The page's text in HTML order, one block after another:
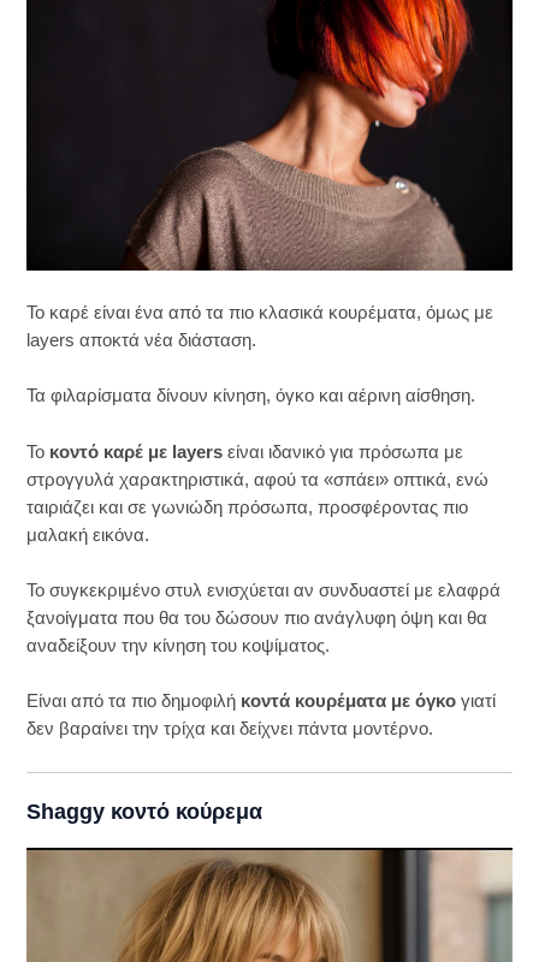
Το καρέ είναι ένα από τα πιο κλασικά κουρέματα, όμως με
layers αποκτά νέα διάσταση.
Τα φιλαρίσματα δίνουν κίνηση, όγκο και αέρινη αίσθηση.
Το κοντό καρέ με layers είναι ιδανικό για πρόσωπα με
στρογγυλά χαρακτηριστικά, αφού τα «σπάει» οπτικά, ενώ
ταιριάζει και σε γωνιώδη πρόσωπα, προσφέροντας πιο
μαλακή εικόνα.
Το συγκεκριμένο στυλ ενισχύεται αν συνδυαστεί με ελαφρά
ξανοίγματα που θα του δώσουν πιο ανάγλυφη όψη και θα
αναδείξουν την κίνηση του κοψίματος.
Είναι από τα πιο δημοφιλή κοντά κουρέματα με όγκο γιατί
δεν βαραίνει την τρίχα και δείχνει πάντα μοντέρνο.
Shaggy κοντό κούρεμα